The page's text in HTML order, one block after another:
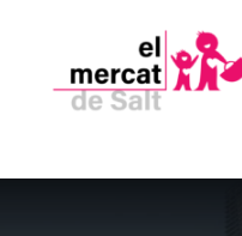
content
Inici